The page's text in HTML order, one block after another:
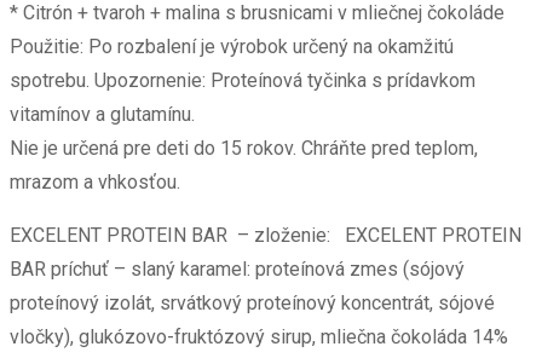
* Citrón + tvaroh + malina s brusnicami v mliečnej čokoláde
Použitie: Po rozbalení je výrobok určený na okamžitú
spotrebu. Upozornenie: Proteínová tyčinka s prídavkom
vitamínov a glutamínu.
Nie je určená pre deti do 15 rokov. Chráňte pred teplom,
mrazom a vhkosťou.
EXCELENT PROTEIN BAR – zloženie: EXCELENT PROTEIN
BAR príchuť – slaný karamel: proteínová zmes (sójový
proteínový izolát, srvátkový proteínový koncentrát, sójové
vločky), glukózovo-fruktózový sirup, mliečna čokoláda 14%